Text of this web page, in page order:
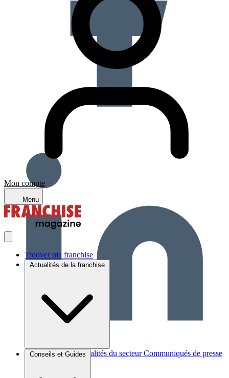
Mon compte
Menu
Trouver ma franchise
Actualités de la franchise
Brèves et actus Actualités du secteur Communiqués de presse
Conseils et Guides